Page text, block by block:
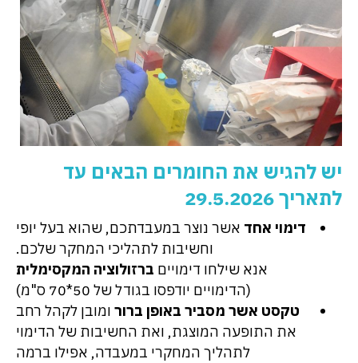
יש להגיש את החומרים הבאים עד
לתאריך 29.5.2026
דימוי אחד אשר נוצר במעבדתכם, שהוא בעל יופי
וחשיבות לתהליכי המחקר שלכם.
אנא שילחו דימויים ברזולוציה המקסימלית
(הדימויים יודפסו בגודל של 50*70 ס"מ)
טקסט אשר מסביר באופן ברור ומובן לקהל רחב
את התופעה המוצגת, ואת החשיבות של הדימוי
לתהליך המחקרי במעבדה, אפילו ברמה